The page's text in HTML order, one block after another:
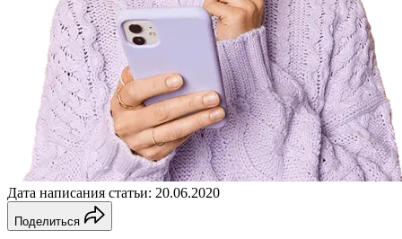
Дата написания статьи: 20.06.2020
Поделиться